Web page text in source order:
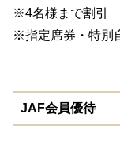
※4名様まで割引
※指定席券・特別
JAF会員優待